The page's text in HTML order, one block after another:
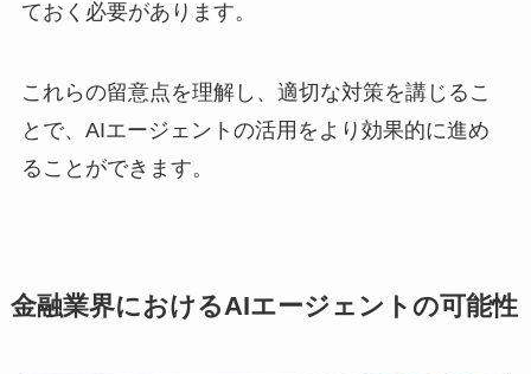
ておく必要があります。
これらの留意点を理解し、適切な対策を講じるこ
とで、AIエージェントの活用をより効果的に進め
ることができます。
金融業界におけるAIエージェントの可能性